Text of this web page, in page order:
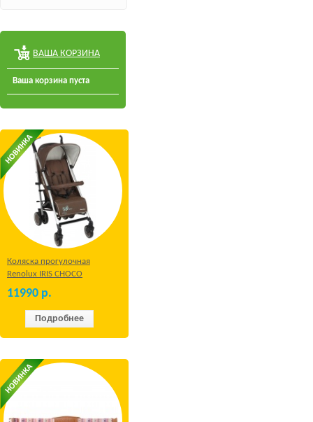
ВАША КОРЗИНА
Ваша корзина пуста
Коляска прогулочная
Renolux IRIS CHOCO
11990 р.
Подробнее